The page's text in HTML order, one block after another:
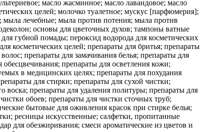
масло жасминное; масло лавандовое; масло
целей; молочко туалетное; мускус [парфюмерия];
лечебные; мыла против потения; мыла против
основы для цветочных духов; тампоны ватные
губной помады; пероксид водорода для косметических
косметических целей; препараты для бритья; препараты
препараты для замачивания белья; препараты для
препараты для осветления кожи;
в медицинских целях; препараты для похудания
для стирки; препараты для сухой чистки;
воска; препараты для удаления политуры; препараты для
обоев; препараты для чистки сточных труб;
бытовые для оживления красок при стирке белья;
ресницы искусственные; салфетки, пропитанные
для обезжиривания; смеси ароматические из цветов и